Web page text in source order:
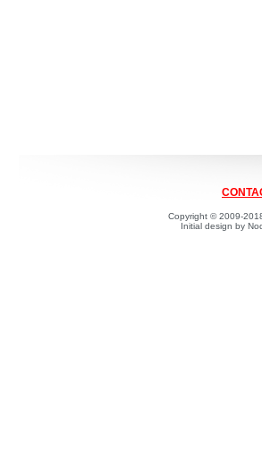
Copyright © 2009-
Initial design by